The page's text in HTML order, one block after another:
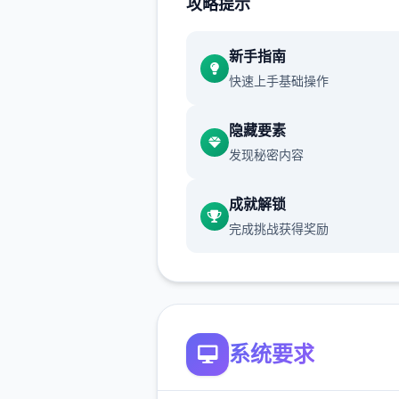
通过挖宝过来赚钱（钱可以买
列干项中不断提升己己，也不
升着妹子们的好感度，也不断
攻略提示
新手指南
快速上手基础操作
隐藏要素
发现秘密内容
成就解锁
完成挑战获得奖励
系统要求